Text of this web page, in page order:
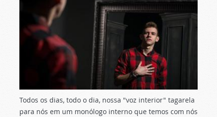
Todos os dias, todo o dia, nossa "voz interior" tagarela
para nós em um monólogo interno que temos com nós